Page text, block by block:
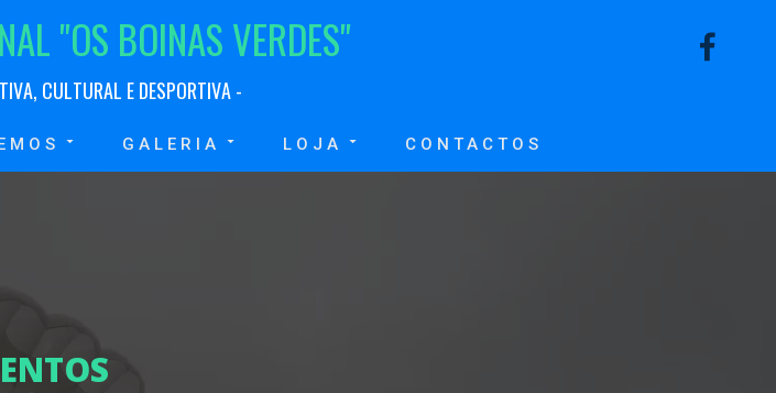
NAL"OS BOINASVERDES"
TIVA, CULTURAL EDESPORTIVA-
GALERIA LOJA CONTACTOS
ENTOS